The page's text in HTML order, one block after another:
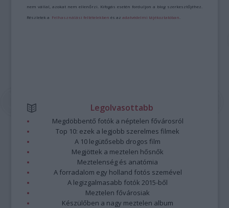
nem vállal, azokat nem ellenőrzi. Kifogás esetén forduljon a blog szerkesztőjéhez.
Részletek a Felhasználási feltételekben és azadatvédelmi tájékoztatóban
Legolvasottabb
Megdöbbentő fotók a néptelen fővárosról
Top 10: ezek a legjobb szerelmes filmek
A 10 legütősebb drogos film
Megjöttek a meztelen hősnők
Meztelenség és anatómia
A forradalom egy holland fotós szemével
A legizgalmasabb fotók 2015-ből
Meztelen fővárosiak
Készülőben a nagy meztelen album